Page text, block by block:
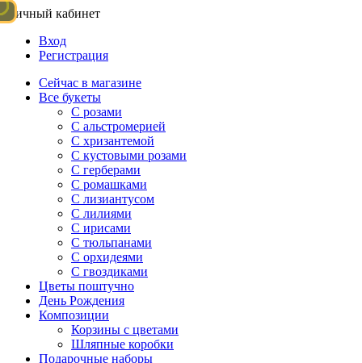
Личный кабинет
Вход
Регистрация
Сейчас в магазине
Все букеты
C розами
С альстромерией
С хризантемой
С кустовыми розами
С герберами
С ромашками
С лизиантусом
С лилиями
С ирисами
С тюльпанами
С орхидеями
С гвоздиками
Цветы поштучно
День Рождения
Композиции
Корзины с цветами
Шляпные коробки
Подарочные наборы